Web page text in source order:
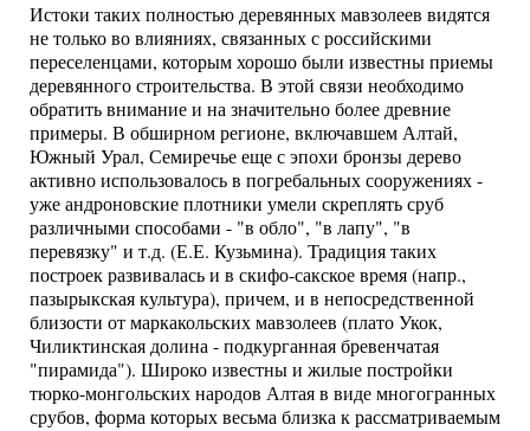
Истоки таких полностью деревянных мавзолеев видятся
не только во влияниях, связанных с российскими
переселенцами, которым хорошо были известны приемы
деревянного строительства. В этой связи необходимо
обратить внимание и на значительно более древние
примеры. В обширном регионе, включавшем Алтай,
Южный Урал, Семиречье еще с эпохи бронзы дерево
активно использовалось в погребальных сооружениях -
уже андроновские плотники умели скреплять сруб
различными способами - "в обло", "в лапу", "в
перевязку" и т.д. (Е.Е. Кузьмина). Традиция таких
построек развивалась и в скифо-сакское время (напр.,
пазырыкская культура), причем, и в непосредственной
близости от маркакольских мавзолеев (плато Укок,
Чиликтинская долина - подкурганная бревенчатая
"пирамида"). Широко известны и жилые постройки
тюрко-монгольских народов Алтая в виде многогранных
срубов, форма которых весьма близка к рассматриваемым